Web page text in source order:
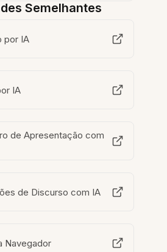
Semelhantes
por IA
IA
de Apresentação com
de Discurso com IA
Navegador